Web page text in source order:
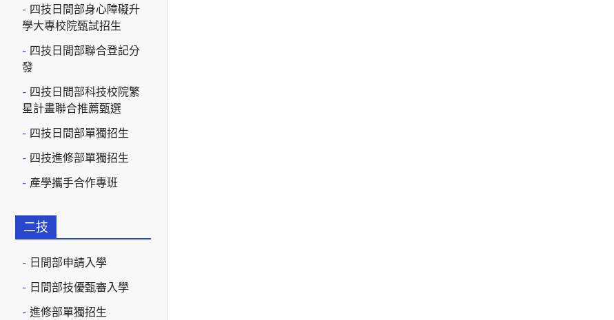
四技日間部身心障礙升
學大專校院甄試招生
四技日間部聯合登記分
發
四技日間部科技校院繁
星計畫聯合推薦甄選
四技日間部單獨招生
四技進修部單獨招生
產學攜手合作專班
二技
日間部申請入學
日間部技優甄審入學
進修部單獨招生